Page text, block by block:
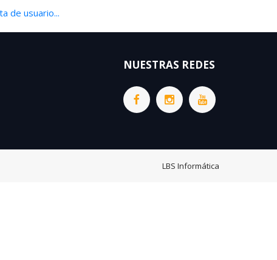
de usuario...
NUESTRAS REDES
LBS Informática